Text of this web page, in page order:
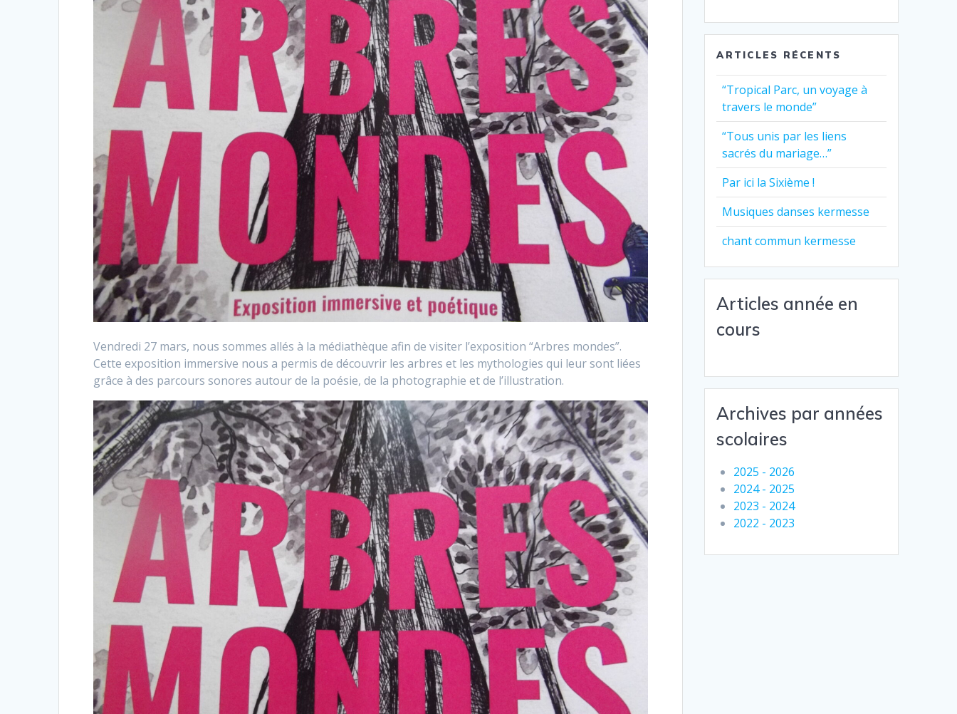
Vendredi 27 mars, nous sommes allés à la médiathèque afin de visiter l’exposition “Arbres mondes”.
Cette exposition immersive nous a permis de découvrir les arbres et les mythologies qui leur sont liées
grâce à des parcours sonores autour de la poésie, de la photographie et de l’illustration.
ARTICLES RÉCENTS
“Tropical Parc, un voyage à
travers le monde”
“Tous unis par les liens
sacrés du mariage…”
Par ici la Sixième !
Musiques danses kermesse
chant commun kermesse
Articles année en
cours
Archives par années
scolaires
2025 - 2026
2024 - 2025
2023 - 2024
2022 - 2023